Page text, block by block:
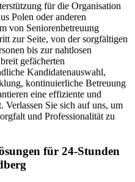
für die Organisation
Polen oder anderen
von Seniorenbetreuung
zur Seite, von der sorgfältigen
bis zur nahtlosen
gefächerten
Kandidatenauswahl,
kontinuierliche Betreuung
eine effiziente und
Verlassen Sie sich auf uns, um
und Professionalität zu
für 24-Stunden